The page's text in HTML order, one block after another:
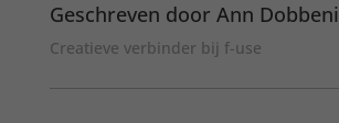
Geschreven door Ann Dobbeni
Creatieve verbinder bij f-use